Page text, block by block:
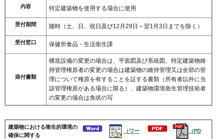
内容 特定建築物を使用する場合に使用
受付期間 随時（土、日、祝日及び12月29日～翌1月3日までを除く）
受付窓口 保健所食品・生活衛生課
添付書類
構造設備の変更の場合は、平面図及び系統図、特定建築物維
持管理権原者の変更の場合は建築物の維持管理又は全部の管
理について権原を有することを証する書類（所有者以外に当
該管理権原がある場合に限る）、建築物環境衛生管理技術者
の変更の場合は免状の写
建築物における衛生的環境の
確保に関する
（ワー （PD